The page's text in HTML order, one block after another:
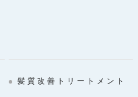
髪質改善トリートメント